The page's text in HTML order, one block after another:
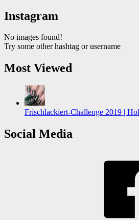
Instagram
No images found!
Try some other hashtag or username
Most Viewed
Frischlackiert-Challenge 2019 |
Social Media